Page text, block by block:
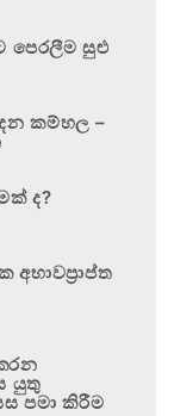
පෙරලීම සුළු
කම්හල –
ද?
අභාවප්‍රාප්ත
යුතු
පමා කිරීම